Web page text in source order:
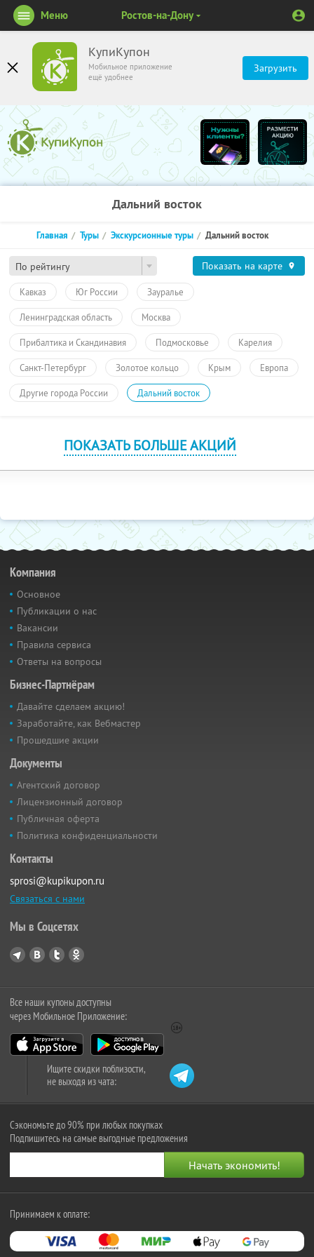
КупиКупон
Мобильное приложение
ещё удобнее
Загрузить
Меню Ростов-на-Дону
Дальний восток
По рейтингу
Главная Туры Экскурсионные туры Дальний восток
Показать на карте
Кавказ Юг России Зауралье
Ленинградская область Москва
Прибалтика и Скандинавия Подмосковье Карелия
Санкт-Петербург Золотое кольцо Крым Европа
Другие города России Дальний восток
ПОКАЗАТЬ БОЛЬШЕ АКЦИЙ
Компания
Основное
Публикации о нас
Вакансии
Правила сервиса
Ответы на вопросы
Бизнес-Партнёрам
Давайте сделаем акцию!
Заработайте, как Вебмастер
Прошедшие акции
Документы
Агентский договор
Лицензионный договор
Публичная оферта
Политика конфиденциальности
Контакты
sprosi@kupikupon.ru
Связаться с нами
Мы в Соцсетях
Все наши купоны доступны
через Мобильное Приложение:
Ищите скидки поблизости,
не выходя из чата:
Сэкономьте до 90% при любых покупках
Подпишитесь на самые выгодные предложения
Принимаем к оплате: